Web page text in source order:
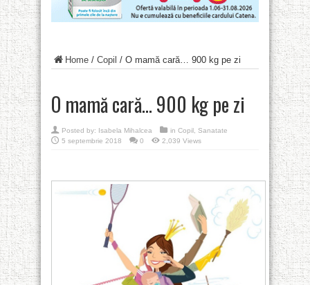
Home / Copil / O mamă cară… 900 kg pe zi
O mamă cară… 900 kg pe zi
Posted by: Isabela Mihalcea in Copil Sanatate
5 septembrie 2018
0 2,039 Views